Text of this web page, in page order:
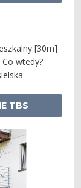
[30m]
wtedy?
TBS